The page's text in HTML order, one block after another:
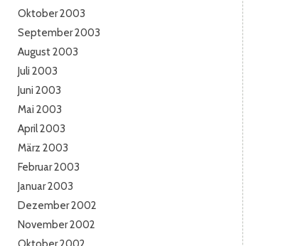
Oktober 2003
September 2003
August 2003
Juli 2003
Juni 2003
Mai 2003
April 2003
März 2003
Februar 2003
Januar 2003
Dezember 2002
November 2002